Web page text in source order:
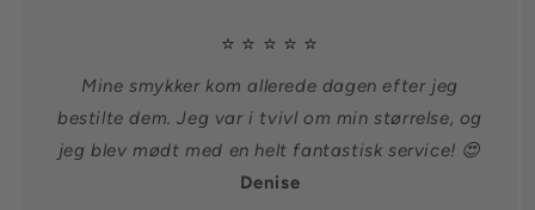
⭐ ⭐ ⭐ ⭐ ⭐
Mine smykker kom allerede dagen efter jeg
bestilte dem. Jeg var i tvivl om min størrelse, og
jeg blev mødt med en helt fantastisk service! 😍
Denise